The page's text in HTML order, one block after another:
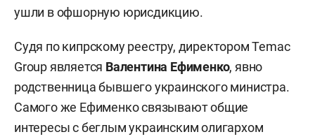
ушли в офшорную юрисдикцию.
Судя по кипрскому реестру, директором Temac
Group является Валентина Ефименко, явно
родственница бывшего украинского министра.
Самого же Ефименко связывают общие
интересы с беглым украинским олигархом